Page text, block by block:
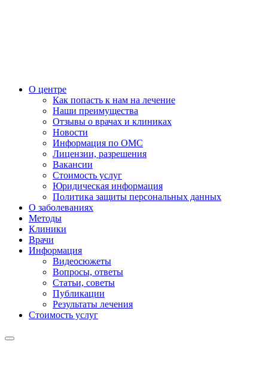
О центре
Как попасть к нам на лечение
Наши преимущества
Отзывы о врачах и клиниках
Новости
Информация по ОМС
Лицензии, разрешения
Вакансии
Стоимость услуг
Юридическая информация
Политика защиты персональных данных
О заболеваниях
Методы
Клиники
Врачи
Информация
Видеосюжеты
Вопросы, ответы
Статьи, советы
Публикации
Результаты лечения
Стоимость услуг